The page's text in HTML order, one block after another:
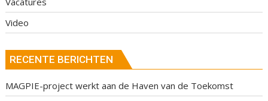
Video
RECENTE BERICHTEN
MAGPIE-project werkt aan de Haven van de Toekomst